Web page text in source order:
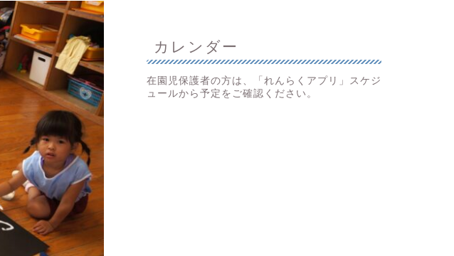
カレンダー
在園児保護者の方は、「れんらくアプリ」スケジ
ュールから予定をご確認ください。